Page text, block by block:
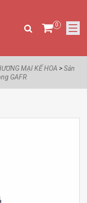
0
MẠI KẾ HOA >Sản
GAFR